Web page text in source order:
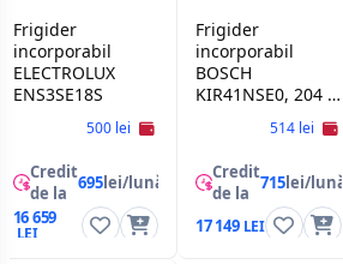
Frigider
incorporabil
ELECTROLUX
ENS3SE18S
500 lei
Credit
de la 695lei/lună
16 659
Frigider
incorporabil
BOSCH
KIR41NSE0, 204 l,
514 lei
Credit
de la 715lei/lună
17 149